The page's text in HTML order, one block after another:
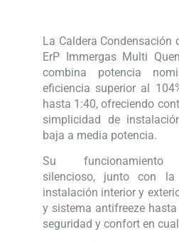
La Caldera Condensación
ErP Immergas Multi
combina potencia
eficiencia superior al
hasta 1:40, ofreciendo
simplicidad de
baja a media potencia.
Su funcionamiento
silencioso, junto con la
instalación interior y
y sistema antifreeze
seguridad y confort en